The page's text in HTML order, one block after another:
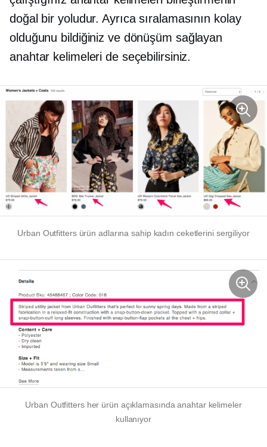
doğal bir yoludur. Ayrıca sıralamasının kolay
olduğunu bildiğiniz ve dönüşüm sağlayan
anahtar kelimeleri de seçebilirsiniz.
Urban Outfitters ürün adlarına sahip kadın ceketlerini sergiliyor
Urban Outfitters her ürün açıklamasında anahtar kelimeler
kullanıyor